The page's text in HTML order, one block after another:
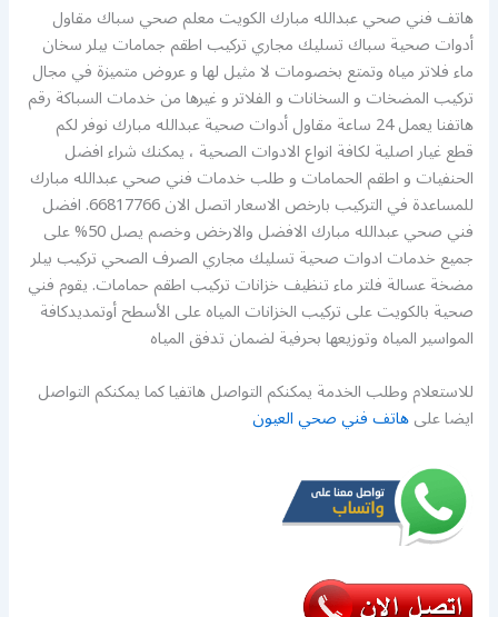
هاتف فني صحي عبدالله مبارك الكويت معلم صحي سباك مقاول
أدوات صحية سباك تسليك مجاري تركيب اطقم جمامات بيلر سخان
ماء فلاتر مياه وتمتع بخصومات لا مثيل لها و عروض متميزة في مجال
تركيب المضخات و السخانات و الفلاتر و غيرها من خدمات السباكة رقم
هاتفنا يعمل 24 ساعة مقاول أدوات صحية عبدالله مبارك نوفر لكم
قطع غيار اصلية لكافة انواع الادوات الصحية ، يمكنك شراء افضل
الحنفيات و اطقم الحمامات و طلب خدمات فني صحي عبدالله مبارك
للمساعدة في التركيب بارخص الاسعار اتصل الان 66817766. افضل
فني صحي عبدالله مبارك الافضل والارخض وخصم يصل 50% على
جميع خدمات ادوات صحية تسليك مجاري الصرف الصحي تركيب بيلر
مضخة عسالة فلتر ماء تنظيف خزانات تركيب اطقم حمامات. يقوم فني
صحية بالكويت على تركيب الخزانات المياه على الأسطح أوتمديدكافة
المواسير المياه وتوزيعها بحرفية لضمان تدفق المياه
للاستعلام وطلب الخدمة يمكنكم التواصل هاتفيا كما يمكنكم التواصل
ايضا علىهاتف فني صحي العيون